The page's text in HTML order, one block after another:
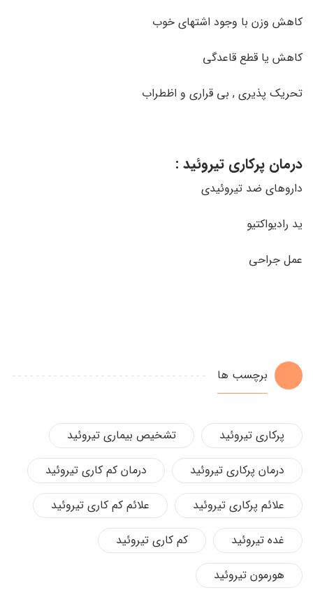
کاهش وزن با وجود اشتهای خوب
کاهش یا قطع قاعدگی
تحریک پذیری , بی قراری و اظطراب
درمان پرکاری تیروئید :
داروهای ضد تیروئیدی
ید رادیواکتیو
عمل جراحی
برچسب ها
پرکاری تیروئید
تشخیص بیماری تیروئید
درمان پرکاری تیروئید
درمان کم کاری تیروئید
علائم پرکاری تیروئید
علائم کم کاری تیروئید
غده تیروئید
کم کاری تیروئید
هورمون تیروئید